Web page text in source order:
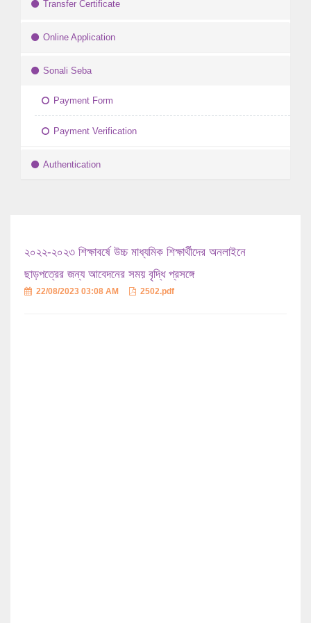
Transfer Certificate
Online Application
Sonali Seba
Payment Form
Payment Verification
Authentication
২০২২-২০২৩ শিক্ষাবর্ষে উচ্চ মাধ্যমিক শিক্ষার্থীদের অনলাইনে
ছাড়পত্রের জন্য আবেদনের সময় বৃদ্ধি প্রসঙ্গে
22/08/2023 03:08 AM 2502.pdf